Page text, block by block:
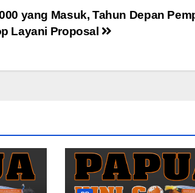
yang Masuk, Tahun Depan
Layani Proposal